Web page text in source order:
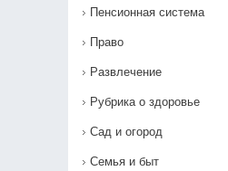
Пенсионная система
Право
Развлечение
Рубрика о здоровье
Сад и огород
Семья и быт